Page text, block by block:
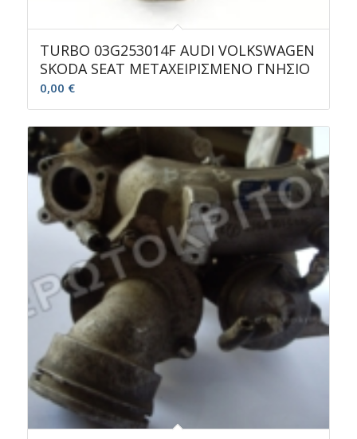
TURBO 03G253014F AUDI VOLKSWAGEN
SKODA SEAT ΜΕΤΑΧΕΙΡΙΣΜΕΝΟ ΓΝΗΣΙΟ
0,00 €